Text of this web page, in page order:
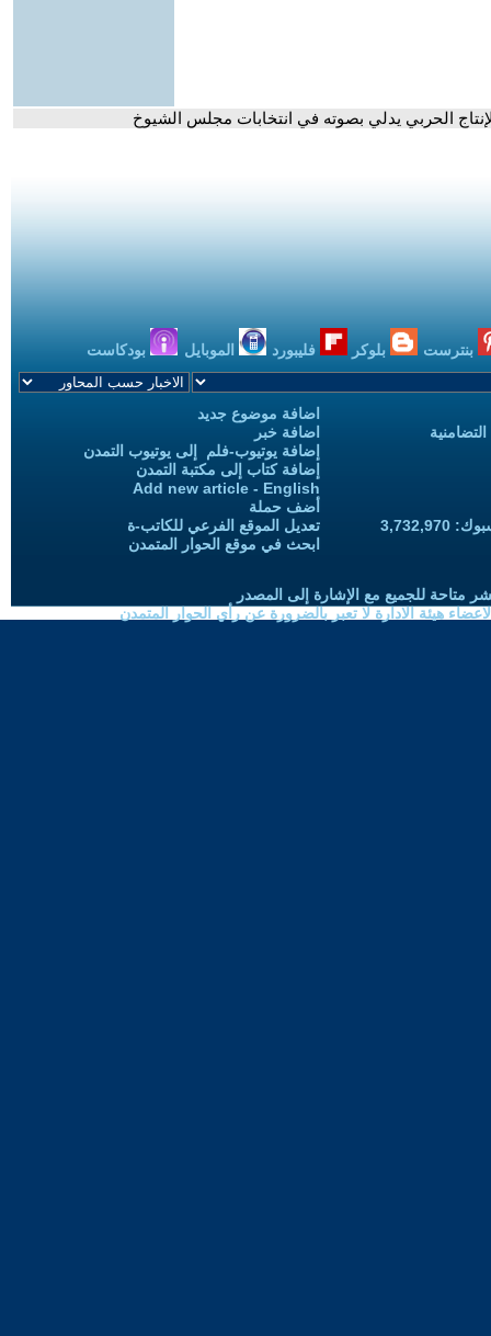
الحربي يدلي بصوته في انتخابات مجلس الشيوخ
بنترست بلوكر فليبورد الموبايل بودكاست
اضافة موضوع جديد
اضافة خبر
إضافة يوتيوب-فلم إلى يوتيوب التمدن
إضافة كتاب إلى مكتبة التمدن
Add new article - English
أضف حملة
تعديل الموقع الفرعي للكاتب-ة
ابحث في موقع الحوار المتمدن
متاحة للجميع مع الإشارة إلى المصدر
هيئة الادارة لا تعبر بالضرورة عن رأي الحوار المتمدن